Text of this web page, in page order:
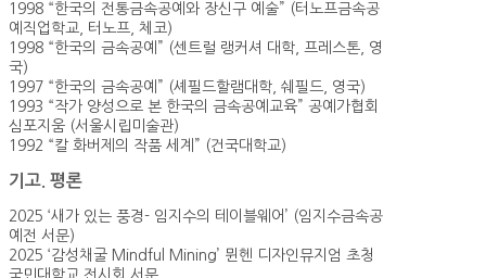
1998 “한국의 전통금속공예와 장신구 예술” (터노프금속공
예직업학교, 터노프, 체코)
1998 “한국의 금속공예” (센트럴 랭커셔 대학, 프레스톤, 영
국)
1997 “한국의 금속공예” (셰필드할램대학, 쉐필드, 영국)
1993 “작가 양성으로 본 한국의 금속공예교육” 공예가협회
심포지움 (서울시립미술관)
1992 “칼 화버제의 작품 세계” (건국대학교)
기고. 평론
2025 ‘새가 있는 풍경- 임지수의 테이블웨어’ (임지수금속공
예전 서문)
2025 ‘감성채굴 Mindful Mining’ 뮌헨 디자인뮤지엄 초청
국민대학교 전시회 서문